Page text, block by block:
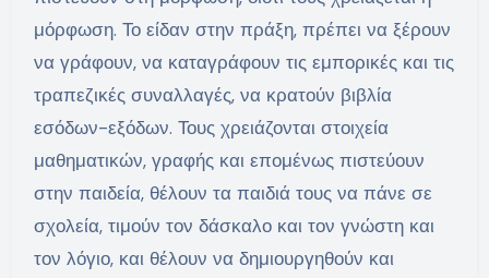
μόρφωση. Το είδαν στην πράξη, πρέπει να ξέρουν
να γράφουν, να καταγράφουν τις εμπορικές και τις
τραπεζικές συναλλαγές, να κρατούν βιβλία
εσόδων-εξόδων. Τους χρειάζονται στοιχεία
μαθηματικών, γραφής και επομένως πιστεύουν
στην παιδεία, θέλουν τα παιδιά τους να πάνε σε
σχολεία, τιμούν τον δάσκαλο και τον γνώστη και
τον λόγιο, και θέλουν να δημιουργηθούν και